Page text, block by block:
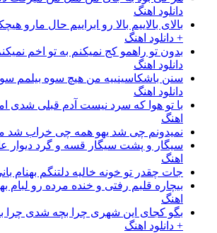
دانلود اهنگ
بالای بالاییم بالا رو ابراییم حال مارو
+ دانلود اهنگ
بدون تو راهمو کج نمیکنم به تو اخم
دانلود اهنگ
سنن باشکاسینییه من هیچ سوه بیلمم
دانلود اهنگ
با تو هوا که سرد نیست آدم قبلی شدی
اهنگ
نمیدونم چی شد یهو همه چی خراب شد
سیگار و پشت سیگار قسه و گرد دیوار
اهنگ
جات چقدر تو خونه خالیه دلتنگم بهنام
بیچاره قلبم رفتی و خنده مرده رو لبام
اهنگ
بگو کجای این شهری چرا بچه شدی چرا
+ دانلود اهنگ